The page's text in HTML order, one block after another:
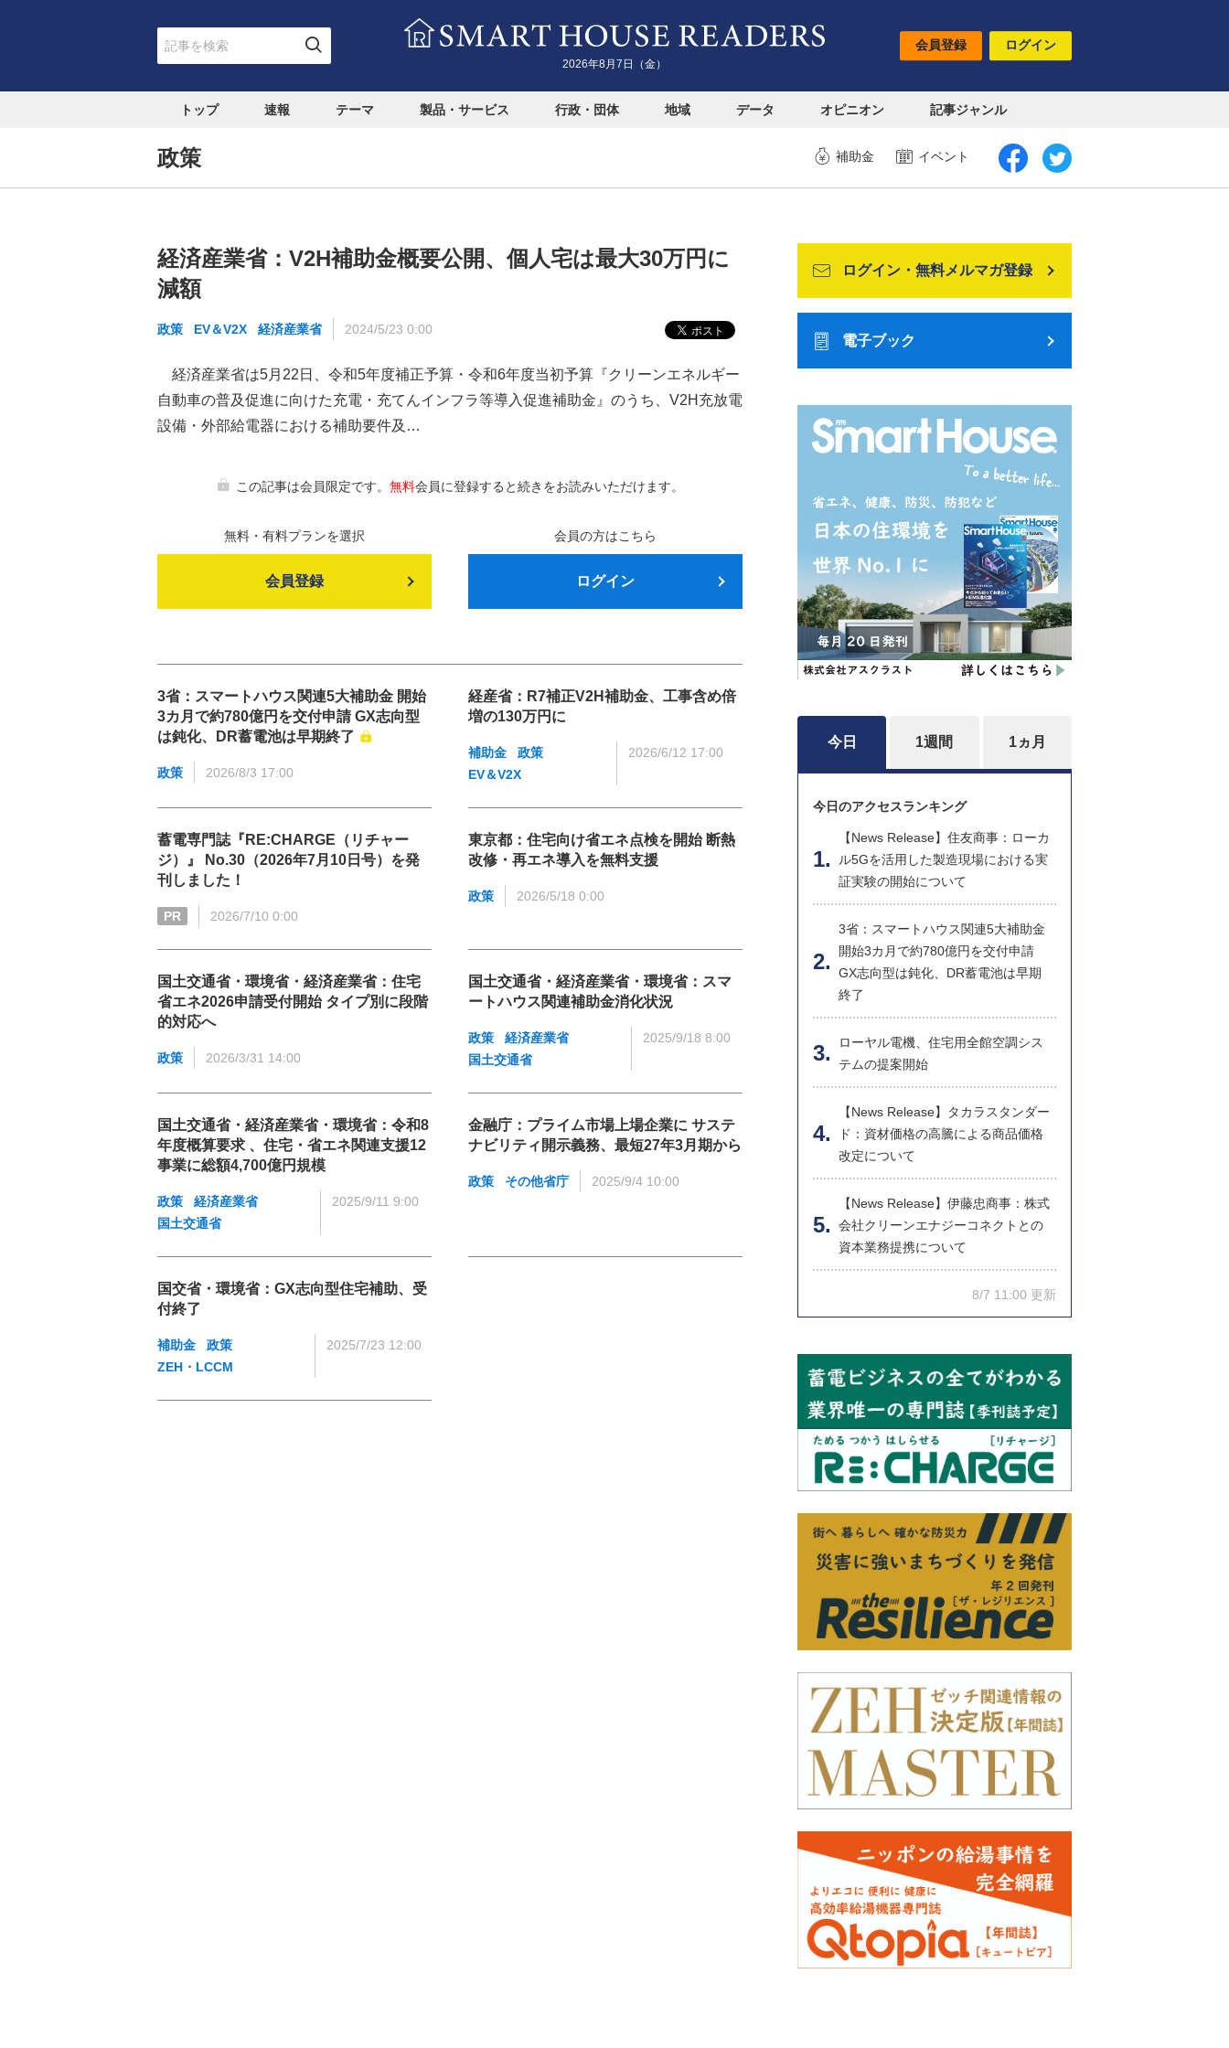
2026年8月7日（金）
会員登録 ログイン
トップ 速報 テーマ 製品・サービス 行政・団体 地域 データ オピニオン 記事ジャンル
政策 補助金 イベント
経済産業省：V2H補助金概要公開、個人宅は最大30万円に
減額
政策 EV＆V2X 経済産業省 2024/5/23 0:00
経済産業省は5月22日、令和5年度補正予算・令和6年度当初予算『クリーンエネルギー
自動車の普及促進に向けた充電・充てんインフラ等導入促進補助金』のうち、V2H充放電
設備・外部給電器における補助要件及…
この記事は会員限定です。 無料会員に登録すると続きをお読みいただけます。
無料・有料プランを選択
会員登録
会員の方はこちら
ログイン
3省：スマートハウス関連5大補助金 開始
3カ月で約780億円を交付申請 GX志向型
は鈍化、DR蓄電池は早期終了
政策 2026/8/3 17:00
経産省：R7補正V2H補助金、工事含め倍
増の130万円に
補助金
政策
EV＆V2X
2026/6/12 17:00
蓄電専門誌『RE:CHARGE（リチャー
ジ）』 No.30（2026年7月10日号）を発
刊しました！
PR 2026/7/10 0:00
東京都：住宅向け省エネ点検を開始 断熱
改修・再エネ導入を無料支援
政策 2026/5/18 0:00
国土交通省・環境省・経済産業省：住宅
省エネ2026申請受付開始 タイプ別に段階
的対応へ
政策 2026/3/31 14:00
国土交通省・経済産業省・環境省：スマ
ートハウス関連補助金消化状況
政策
経済産業省
国土交通省
2025/9/18 8:00
国土交通省・経済産業省・環境省：令和8
年度概算要求 、住宅・省エネ関連支援12
事業に総額4,700億円規模
政策
経済産業省
国土交通省
2025/9/11 9:00
金融庁：プライム市場上場企業に サステ
ナビリティ開示義務、最短27年3月期から
政策 その他省庁 2025/9/4 10:00
国交省・環境省：GX志向型住宅補助、受
付終了
補助金
政策
ZEH・LCCM
2025/7/23 12:00
ログイン・無料メルマガ登録
電子ブック
今日 1週間 1ヵ月
今日のアクセスランキング
【News Release】住友商事：ローカ
ル5Gを活用した製造現場における実
証実験の開始について
3省：スマートハウス関連5大補助金
開始3カ月で約780億円を交付申請
GX志向型は鈍化、DR蓄電池は早期
終了
ローヤル電機、住宅用全館空調シス
テムの提案開始
【News Release】タカラスタンダー
ド：資材価格の高騰による商品価格
改定について
【News Release】伊藤忠商事：株式
会社クリーンエナジーコネクトとの
資本業務提携について
8/7 11:00 更新